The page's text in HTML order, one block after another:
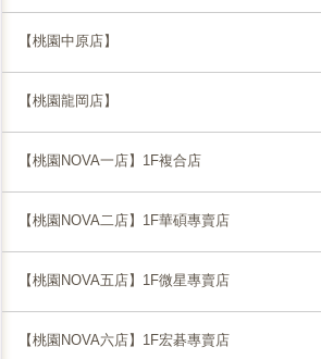
【桃園中原店】
【桃園龍岡店】
【桃園NOVA一店】1F複合店
【桃園NOVA二店】1F華碩專賣店
【桃園NOVA五店】1F微星專賣店
【桃園NOVA六店】1F宏碁專賣店